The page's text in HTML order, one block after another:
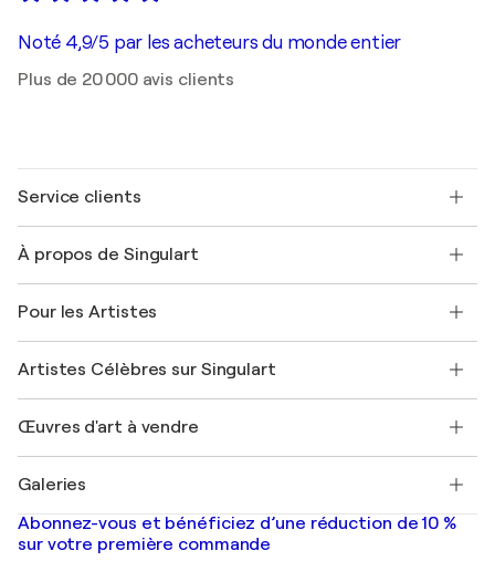
Noté 4,9/5 par les acheteurs du monde entier
Plus de 20 000 avis clients
Service clients
Expédition
Offrir une carte cadeau
Rejoignez notre programme commercial
Mon compte
+33 1 76 44 06 42
À propos de Singulart
FAQ
Magazine Singulart
Emplois
Découvrez une sélection d'art original
Pour les Artistes
Se connecter en tant qu'Artiste
Artistes Célèbres sur Singulart
Marc Chagall
Banksy
Mr. Brainwash
Shepard Fairey
Œuvres d'art à vendre
Tableaux abstraits à vendre
Peintures de paysage
Estampes
Galeries
Galeries d'art en France
Galeries d'art en Belgique
Abonnez-vous et bénéficiez d’une réduction de 10 %
sur votre première commande